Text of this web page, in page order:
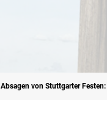
Absagen von Stuttgarter